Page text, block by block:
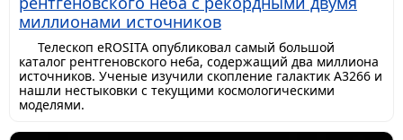
миллионами источников
Телескоп eROSITA опубликовал самый большой
каталог рентгеновского неба, содержащий два миллиона
источников. Ученые изучили скопление галактик A3266 и
нашли нестыковки с текущими космологическими
моделями.